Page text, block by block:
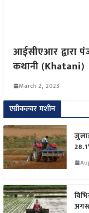
आईसीएआर द्वारा
कथानी (Khatani)
March 2, 2023
एग्रीकल्चर मशीन